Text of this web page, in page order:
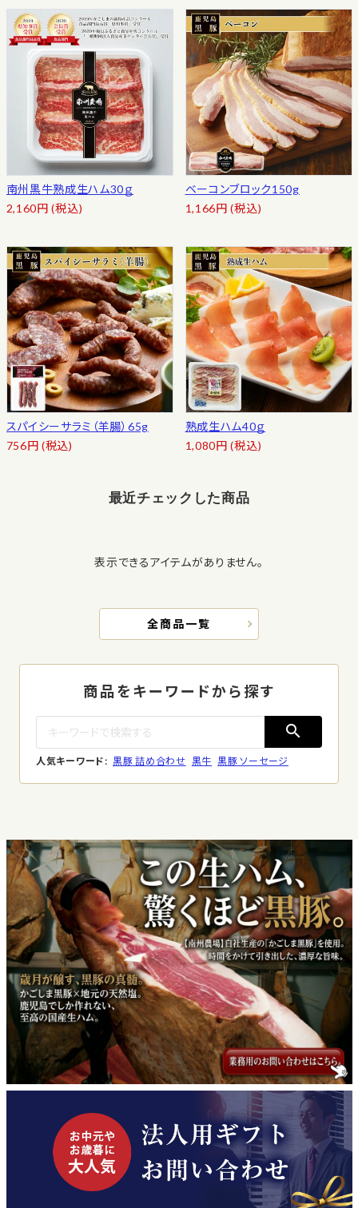
南州黒牛熟成生ハム30ｇ
2,160円(税込)
ベーコンブロック150g
1,166円(税込)
スパイシーサラミ（羊腸）65g
756円(税込)
熟成生ハム40ｇ
1,080円(税込)
最近チェックした商品
表示できるアイテムがありません。
全商品一覧
商品をキーワードから探す
search
人気キーワード: 黒豚 詰め合わせ 黒牛 黒豚 ソーセージ